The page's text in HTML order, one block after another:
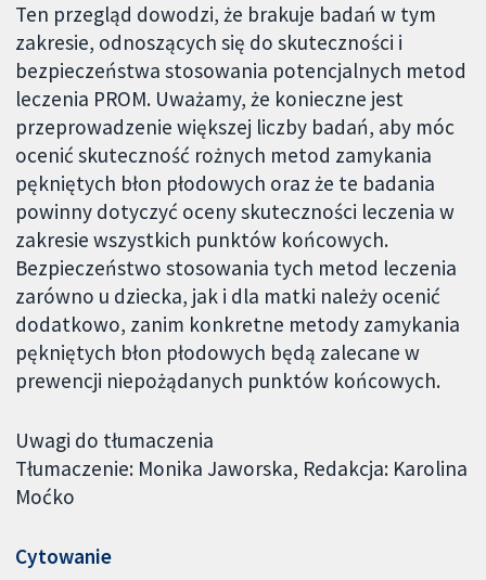
Ten przegląd dowodzi, że brakuje badań w tym
zakresie, odnoszących się do skuteczności i
bezpieczeństwa stosowania potencjalnych metod
leczenia PROM. Uważamy, że konieczne jest
przeprowadzenie większej liczby badań, aby móc
ocenić skuteczność rożnych metod zamykania
pękniętych błon płodowych oraz że te badania
powinny dotyczyć oceny skuteczności leczenia w
zakresie wszystkich punktów końcowych.
Bezpieczeństwo stosowania tych metod leczenia
zarówno u dziecka, jak i dla matki należy ocenić
dodatkowo, zanim konkretne metody zamykania
pękniętych błon płodowych będą zalecane w
prewencji niepożądanych punktów końcowych.
Uwagi do tłumaczenia
Tłumaczenie: Monika Jaworska, Redakcja: Karolina
Moćko
Cytowanie